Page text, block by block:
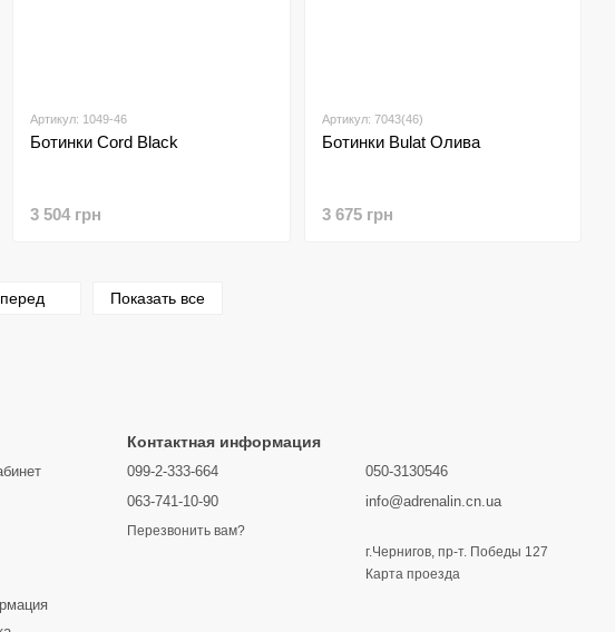
Артикул: 1049-46
Ботинки Cord Black
3 504 грн
Артикул: 7043(46)
Ботинки Bulat Олива
3 675 грн
Показать все
Контактная информация
099-2-333-664
063-741-10-90
Перезвонить вам?
050-3130546
info@adrenalin.cn.ua
г.Чернигов, пр-т. Победы 127
Карта проезда